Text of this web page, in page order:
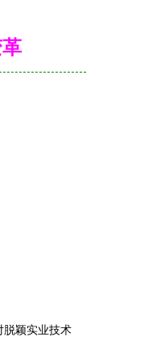
脱颖实业技术